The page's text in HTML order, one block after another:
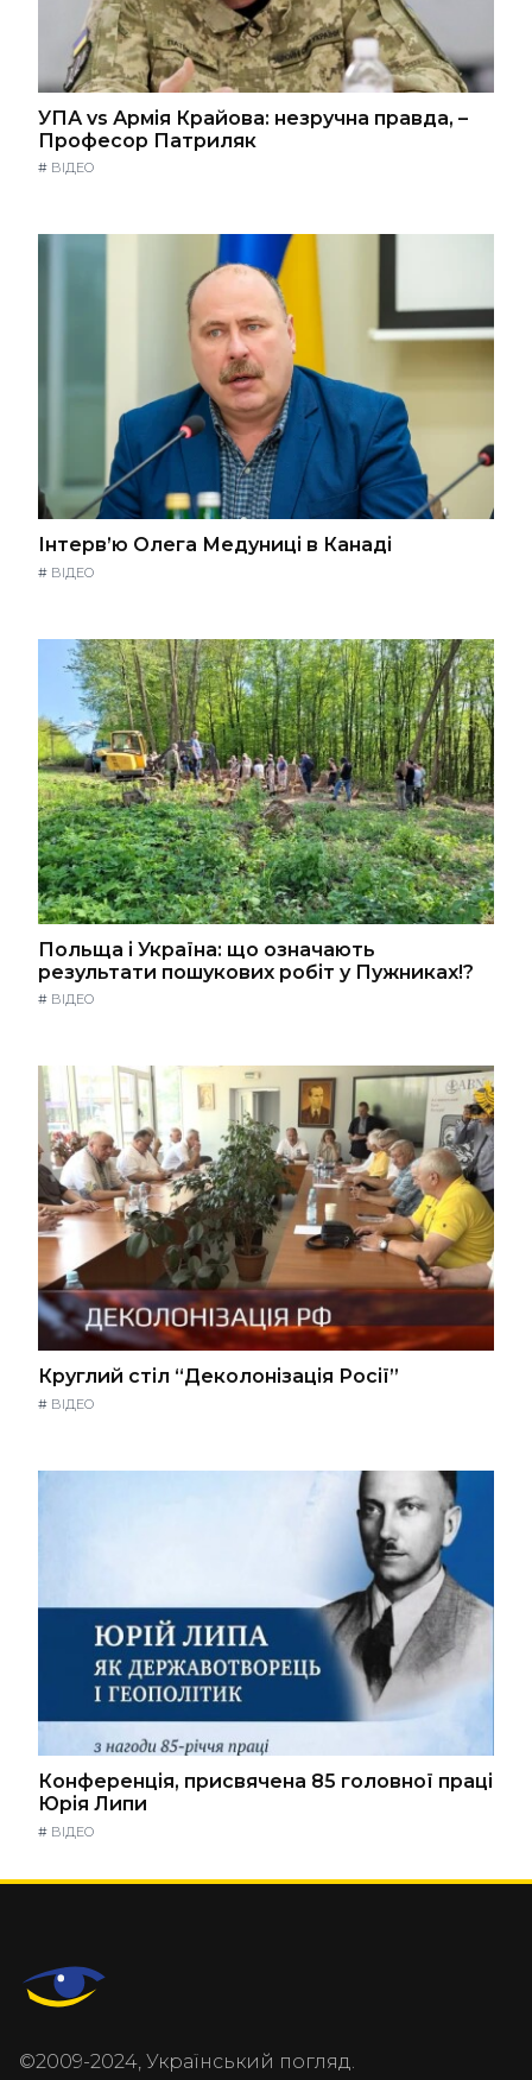
УПА vs Армія Крайова: незручна правда, –
Професор Патриляк
# ВІДЕО
Інтерв’ю Олега Медуниці в Канаді
# ВІДЕО
Польща і Україна: що означають
результати пошукових робіт у Пужниках!?
# ВІДЕО
Круглий стіл “Деколонізація Росії”
# ВІДЕО
Конференція, присвячена 85 головної праці
Юрія Липи
# ВІДЕО
©2009-2024, Український погляд.